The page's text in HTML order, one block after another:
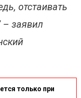
отстаивать
– заявил
только при